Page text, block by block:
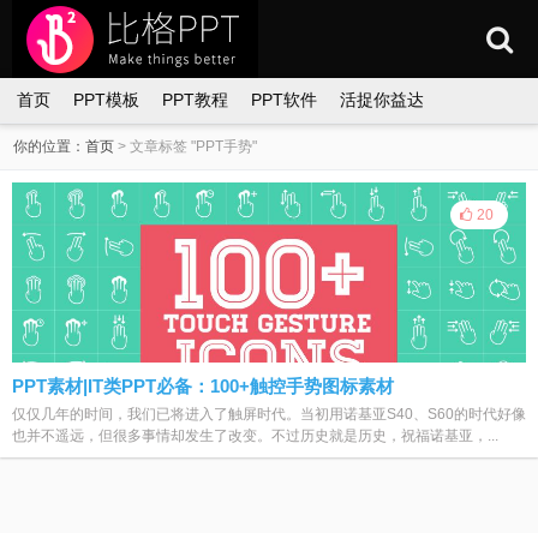
首页 PPT模板 PPT教程 PPT软件 活捉你益达
你的位置：首页 > 文章标签 "PPT手势"
20
PPT素材|IT类PPT必备：100+触控手势图标素材
仅仅几年的时间，我们已将进入了触屏时代。当初用诺基亚S40、S60的时代好像
也并不遥远，但很多事情却发生了改变。不过历史就是历史，祝福诺基亚，...